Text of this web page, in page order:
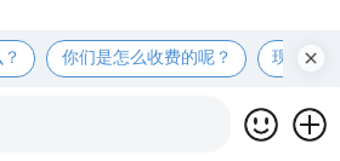
你们是怎么收费的呢？ 现在有